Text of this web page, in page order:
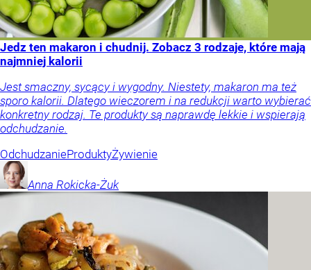
Jedz ten makaron i chudnij. Zobacz 3 rodzaje, które mają
najmniej kalorii
Jest smaczny, sycący i wygodny. Niestety, makaron ma też
sporo kalorii. Dlatego wieczorem i na redukcji warto wybierać
konkretny rodzaj. Te produkty są naprawdę lekkie i wspierają
odchudzanie.
OdchudzanieProduktyŻywienie
Anna Rokicka-Żuk